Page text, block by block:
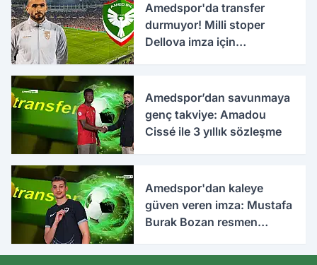
Amedspor'da transfer
durmuyor! Milli stoper
Dellova imza için
Amedspor’dan savunmaya
genç takviye: Amadou
Cissé ile 3 yıllık sözleşme
Amedspor'dan kaleye
güven veren imza: Mustafa
Burak Bozan resmen